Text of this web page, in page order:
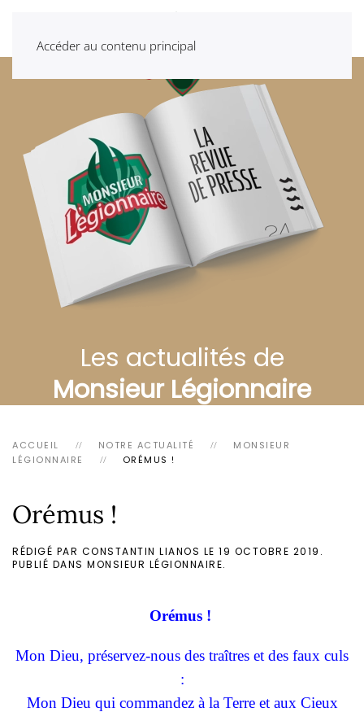
Accéder au contenu principal
Les actualités de
Monsieur Légionnaire
ACCUEIL NOTRE ACTUALITÉ
MONSIEUR
LÉGIONNAIRE
ORÉMUS !
Orémus !
RÉDIGÉ PAR CONSTANTIN LIANOS LE 19 OCTOBRE 2019 .
PUBLIÉ DANS MONSIEUR LÉGIONNAIRE.
Orémus !
Mon Dieu, préservez-nous des traîtres et des faux culs
:
Mon Dieu qui commandez à la Terre et aux Cieux